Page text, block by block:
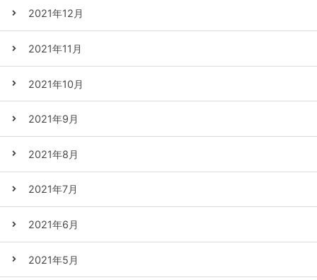
2021年12月
2021年11月
2021年10月
2021年9月
2021年8月
2021年7月
2021年6月
2021年5月